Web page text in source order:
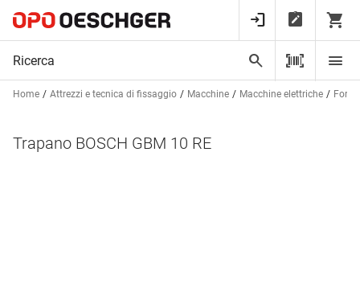
Home Attrezzi e tecnica di fissaggio Macchine Macchine elettriche
Trapano BOSCH GBM 10 RE